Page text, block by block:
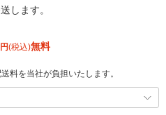
します。
円(税込)無料
料を当社が負担いたします。